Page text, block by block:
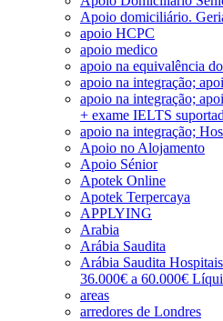
Apoio domiciliário.
apoio HCPC
apoio medico
apoio na equivalência
apoio na integração;
apoio na integração;
+ exame IELTS
apoio na integração;
Apoio no Alojamento
Apoio Sénior
Apotek Online
Apotek Terpercaya
APPLYING
Arabia
Arábia Saudita
Arábia Saudita
36.000€ a 60.000€
areas
arredores de Londres